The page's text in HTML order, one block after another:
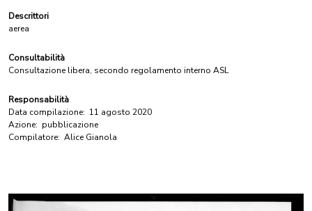
Descrittori
aerea
Consultabilità
Consultazione libera, secondo regolamento interno ASL
Responsabilità
Data compilazione: 11 agosto 2020
Azione: pubblicazione
Compilatore: Alice Gianola